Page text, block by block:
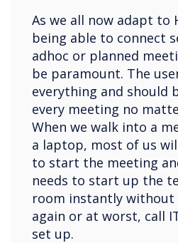
As we all now adapt to
being able to connect
adhoc or planned
be paramount. The
everything and should
every meeting no
When we walk into a
a laptop, most of us
to start the meeting
needs to start up the
room instantly without
again or at worst, call
set up.